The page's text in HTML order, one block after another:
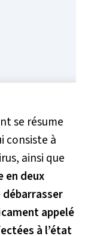
se résume
consiste à
ainsi que
en deux
débarrasser
appelé
à l’état